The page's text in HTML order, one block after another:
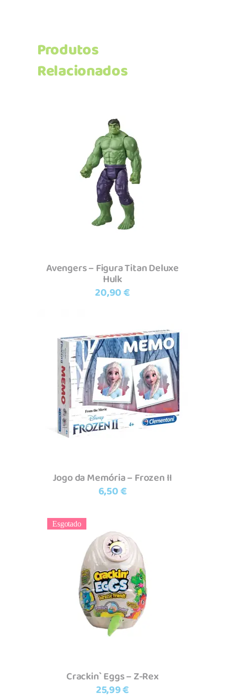
Produtos
Relacionados
Adicionar
Avengers – Figura Titan Deluxe
Hulk
20,90€
Adicionar
Jogo da Memória – Frozen II
6,50€
Esgotado
Ler mais
Crackin` Eggs – Z-Rex
25,99€